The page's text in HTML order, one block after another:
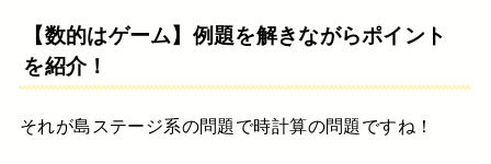
【数的はゲーム】例題を解きながらポイント
を紹介！
それが島ステージ系の問題で時計算の問題ですね！